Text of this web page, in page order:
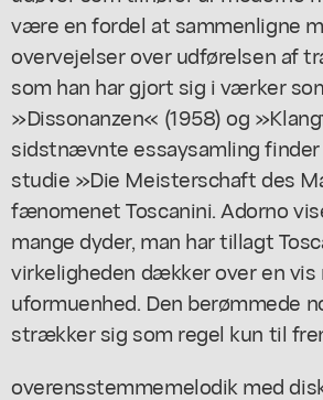
være en fordel at sammenligne
overvejelser over udførelsen af
som han har gjort sig i værker
»Dissonanzen« (1958) og
sidstnævnte essaysamling finder
studie »Die Meisterschaft des
fænomenet Toscanini. Adorno
mange dyder, man har tillagt
virkeligheden dækker over en vis
uformuenhed. Den berømmede
strækker sig som regel kun til
overensstemmemelodik med